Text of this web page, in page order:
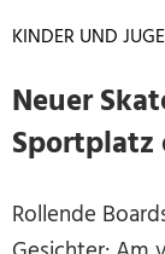
KINDER UND
Neuer
Rollende